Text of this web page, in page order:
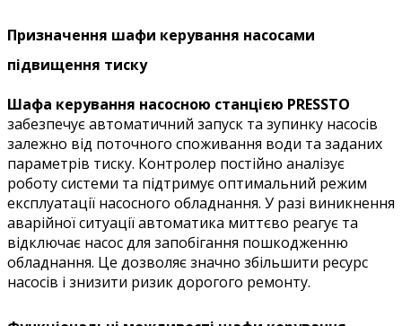
Призначення шафи керування насосами
підвищення тиску
Шафа керування насосною станцією PRESSTO
забезпечує автоматичний запуск та зупинку насосів
залежно від поточного споживання води та заданих
параметрів тиску. Контролер постійно аналізує
роботу системи та підтримує оптимальний режим
експлуатації насосного обладнання. У разі виникнення
аварійної ситуації автоматика миттєво реагує та
відключає насос для запобігання пошкодженню
обладнання. Це дозволяє значно збільшити ресурс
насосів і знизити ризик дорогого ремонту.